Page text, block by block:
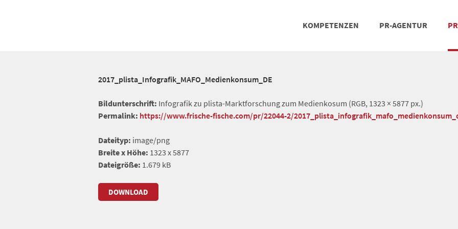
KOMPETENZEN PR-AGENTUR
2017_plista_Infografik_MAFO_Medienkonsum_DE
Bildunterschrift: Infografik zu plista-Marktforschung zum Medienkosum (RGB, 1323 × 5877 px.)
Permalink: https://www.frische-fische.com/pr/22044-2/
Dateityp: image/png
Breite x Höhe: 1323 x 5877
Dateigröße: 1.679 kB
DOWNLOAD